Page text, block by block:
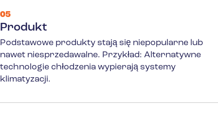
05
Produkt
Podstawowe produkty stają się niepopularne lub
nawet niesprzedawalne. Przykład: Alternatywne
technologie chłodzenia wypierają systemy
klimatyzacji.